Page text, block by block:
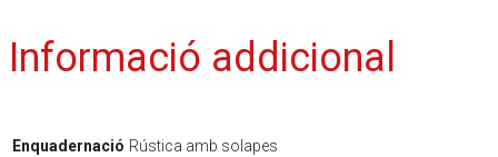
Informació addicional
Enquadernació Rústica amb solapes